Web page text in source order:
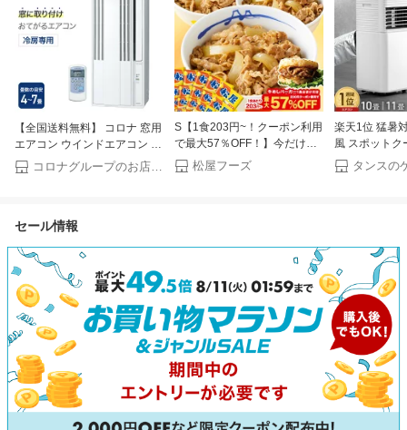
【全国送料無料】 コロナ 窓用
エアコン ウインドエアコン 冷
房専用 4〜7畳 Relala リララ
シェルホワイト CW-1626R 窓
コロナグループのお店 COCOCO
S【1食203円~！クーポン利用
で最大57％OFF！】今だけ牛
めしバーガー1食おまけ付き
（8/1~8/16 迄）大容量リピ確
無料 おかず 惣菜 お弁当 非常
松屋フーズ
楽天1位 猛暑
風 スポットク
トカバー付 窓
し窓 テラス窓
セール情報